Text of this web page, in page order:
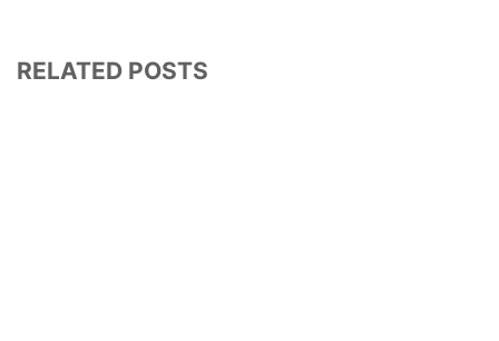
RELATED POSTS